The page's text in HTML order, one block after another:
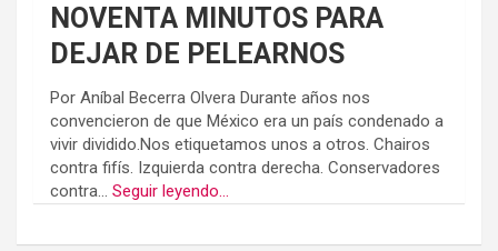
NOVENTA MINUTOS PARA
DEJAR DE PELEARNOS
Por Aníbal Becerra Olvera Durante años nos
convencieron de que México era un país condenado a
vivir dividido.Nos etiquetamos unos a otros. Chairos
contra fifís. Izquierda contra derecha. Conservadores
contra... Seguir leyendo...